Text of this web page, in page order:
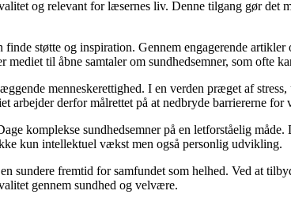
og relevant for læsernes liv. Denne tilgang gør
støtte og inspiration. Gennem engagerende
til åbne samtaler om sundhedsemner, som ofte
menneskerettighed. I en verden præget af
arbejder derfor målrettet på at nedbryde barriererne
komplekse sundhedsemner på en letforståelig
kun intellektuel vækst men også personlig udvikling.
sundere fremtid for samfundet som helhed. Ved at
gennem sundhed og velvære.